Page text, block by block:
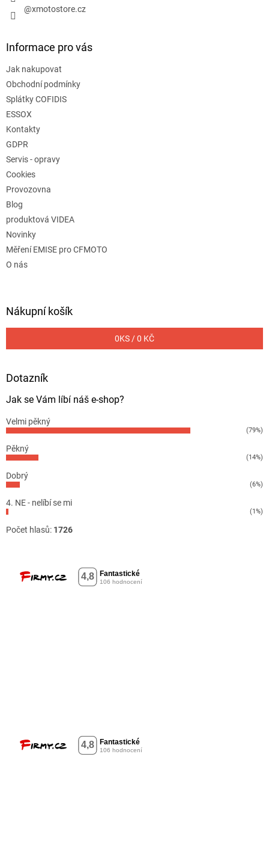
@xmotostore.cz
Informace pro vás
Jak nakupovat
Obchodní podmínky
Splátky COFIDIS
ESSOX
Kontakty
GDPR
Servis - opravy
Cookies
Provozovna
Blog
produktová VIDEA
Novinky
Měření EMISE pro CFMOTO
O nás
Nákupní košík
0KS /0 KČ
Dotazník
Jak se Vám líbí náš e-shop?
Velmi pěkný
(79%)
Pěkný
(14%)
Dobrý
(6%)
4. NE - nelíbí se mi
(1%)
Počet hlasů: 1726